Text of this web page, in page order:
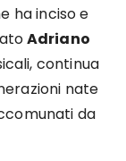
ha inciso e
Adriano
continua
nate
da